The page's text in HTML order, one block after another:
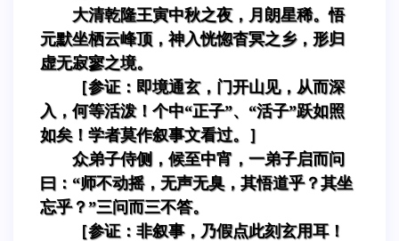
大清乾隆王寅中秋之夜，月朗星稀。悟
元默坐栖云峰顶，神入恍惚杳冥之乡，形归
虚无寂寥之境。
［参证：即境通玄，门开山见，从而深
入，何等活泼！个中“正子”、“活子”跃如照
如矣！学者莫作叙事文看过。］
众弟子侍侧，候至中宵，一弟子启而问
曰：“师不动摇，无声无臭，其悟道乎？其坐
忘乎？”三问而三不答。
［参证：非叙事，乃假点此刻玄用耳！